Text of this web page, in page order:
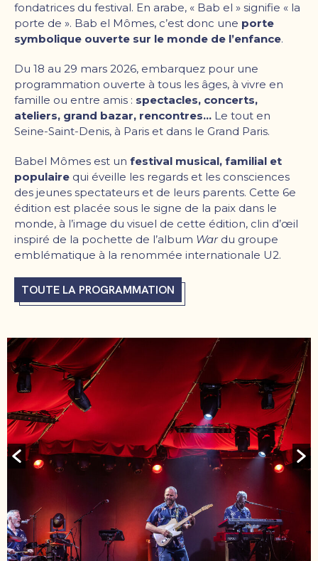
fondatrices du festival. En arabe, « Bab el » signifie « la
porte de ». Bab el Mômes, c’est donc une porte
symbolique ouverte sur le monde de l’enfance.
Du 18 au 29 mars 2026, embarquez pour une
programmation ouverte à tous les âges, à vivre en
famille ou entre amis : spectacles, concerts,
ateliers, grand bazar, rencontres… Le tout en
Seine-Saint-Denis, à Paris et dans le Grand Paris.
Babel Mômes est un festival musical, familial et
populaire qui éveille les regards et les consciences
des jeunes spectateurs et de leurs parents. Cette 6e
édition est placée sous le signe de la paix dans le
monde, à l’image du visuel de cette édition, clin d’œil
inspiré de la pochette de l’album Wardu groupe
emblématique à la renommée internationale U2.
TOUTE LA PROGRAMMATION